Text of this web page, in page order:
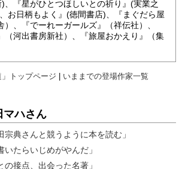
、『星がひとつほしいとの祈り』(実業之
お日柄もよく』(徳間書店)、『まぐだら屋
）、『でーれーガールズ』（祥伝社）、
（河出書房新社）、『旅屋おかえり』（集
」トップページ | いままでの登場作家一覧
マハさん
宗典さんと競うように本を読む」
いたらいじめがやんだ」
の接点、出会った名著」